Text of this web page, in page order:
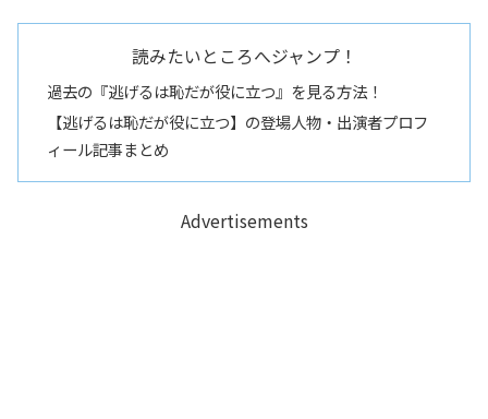
読みたいところへジャンプ！
過去の『逃げるは恥だが役に立つ』を見る方法！
【逃げるは恥だが役に立つ】の登場人物・出演者プロフ
ィール記事まとめ
Advertisements